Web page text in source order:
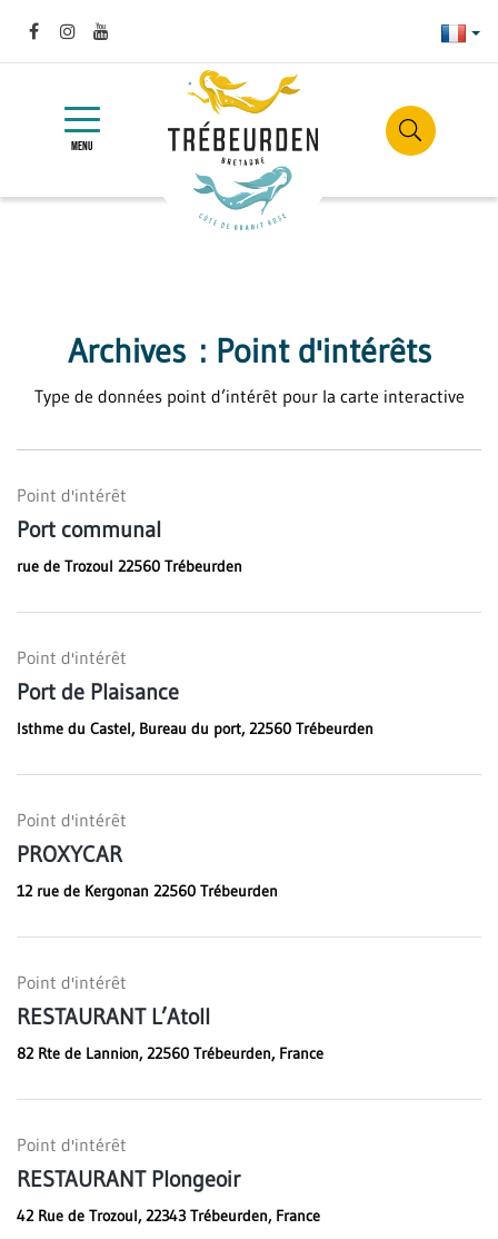
Lien
vers
compte
Facebook
Lien
vers
compte
Instagram
Lien
vers
chaîne
Youtube
TOGGLE
NAVIGATION
MENU
officiel
de
Trébeurden
Archives : Point d'intérêts
Type de données point d’intérêt pour la carte interactive
Point d'intérêt
Port communal
rue de Trozoul 22560 Trébeurden
Point d'intérêt
Port de Plaisance
Isthme du Castel, Bureau du port, 22560 Trébeurden
Point d'intérêt
PROXYCAR
12 rue de Kergonan 22560 Trébeurden
Point d'intérêt
RESTAURANT L’Atoll
82 Rte de Lannion, 22560 Trébeurden, France
Point d'intérêt
RESTAURANT Plongeoir
42 Rue de Trozoul, 22343 Trébeurden, France